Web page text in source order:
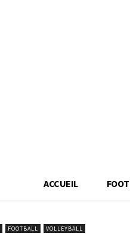
ACCUEIL
FOOTBALL VOLLEYBALL